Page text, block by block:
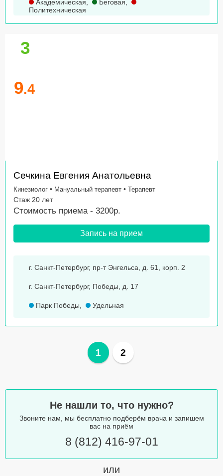
Академическая, Беговая,
Политехническая
3
9.4
Сечкина Евгения Анатольевна
Кинезиолог • Мануальный терапевт • Терапевт
Стаж 20 лет
Стоимость приема - 3200р.
Запись на прием
г. Санкт-Петербург, пр-т Энгельса, д. 61, корп. 2
г. Санкт-Петербург, Победы, д. 17
Парк Победы, Удельная
1 2
Не нашли то, что нужно?
Звоните нам, мы бесплатно подберём врача и запишем
вас на приём
8 (812) 416-97-01
или